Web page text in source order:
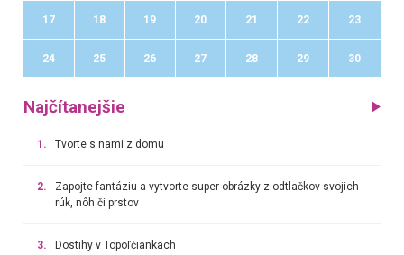
17 18 19 20 21 22 23
24 25 26 27 28 29 30
Najčítanejšie
1. Tvorte s nami z domu
2.
Zapojte fantáziu a vytvorte super obrázky z odtlačkov svojich
rúk, nôh či prstov
3. Dostihy v Topoľčiankach